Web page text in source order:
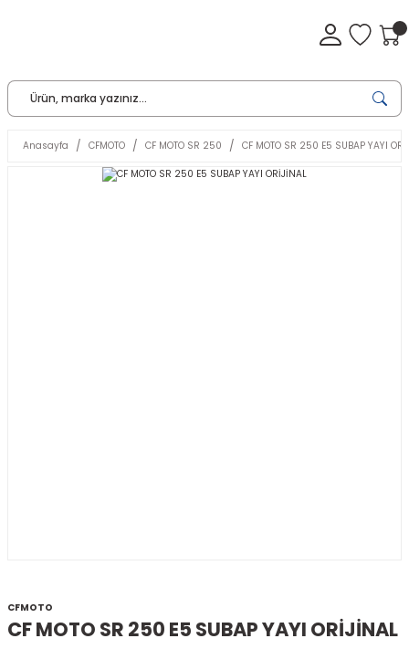
Anasayfa CFMOTO CF MOTO SR 250 CF MOTO SR 250 E5 SUBAP YAYI
CFMOTO
CF MOTO SR 250 E5 SUBAP YAYI ORİJİNAL